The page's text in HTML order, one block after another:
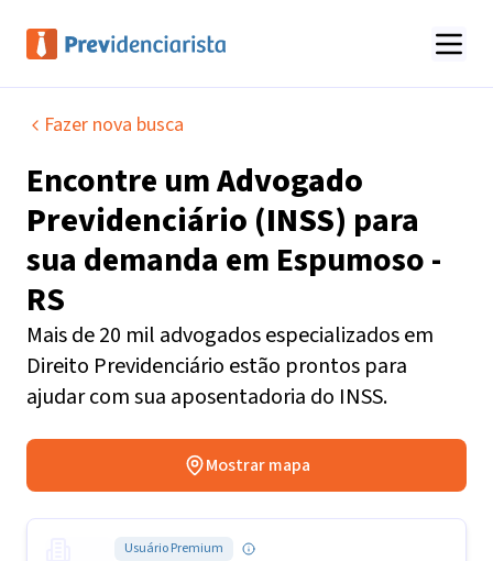
Fazer nova busca
Encontre umAdvogado
Previdenciário (INSS) para
sua demanda em Espumoso -
RS
Mais de 20 mil advogados especializados em
Direito Previdenciário estão prontos para
ajudar com sua aposentadoria do INSS.
Mostrar mapa
Usuário Premium